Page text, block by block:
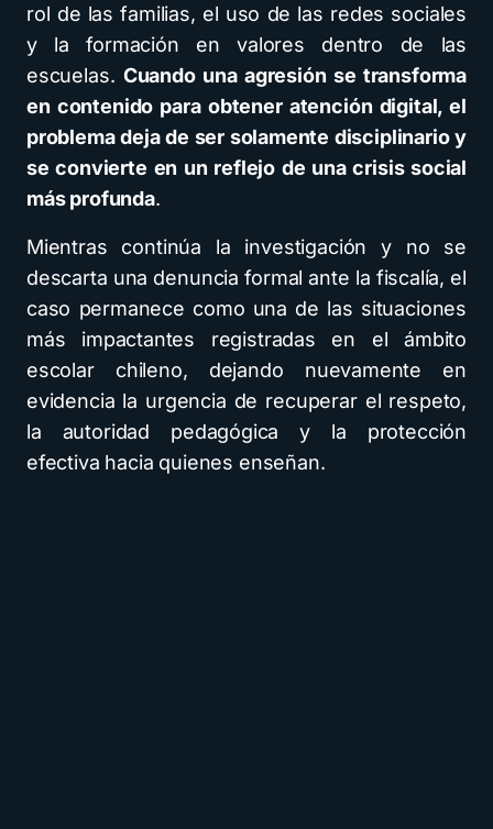
rol de las familias, el uso de las redes sociales
y la formación en valores dentro de las
escuelas. Cuando una agresión se transforma
en contenido para obtener atención digital, el
problema deja de ser solamente disciplinario y
se convierte en un reflejo de una crisis social
más profunda.
Mientras continúa la investigación y no se
descarta una denuncia formal ante la fiscalía, el
caso permanece como una de las situaciones
más impactantes registradas en el ámbito
escolar chileno, dejando nuevamente en
evidencia la urgencia de recuperar el respeto,
la autoridad pedagógica y la protección
efectiva hacia quienes enseñan.